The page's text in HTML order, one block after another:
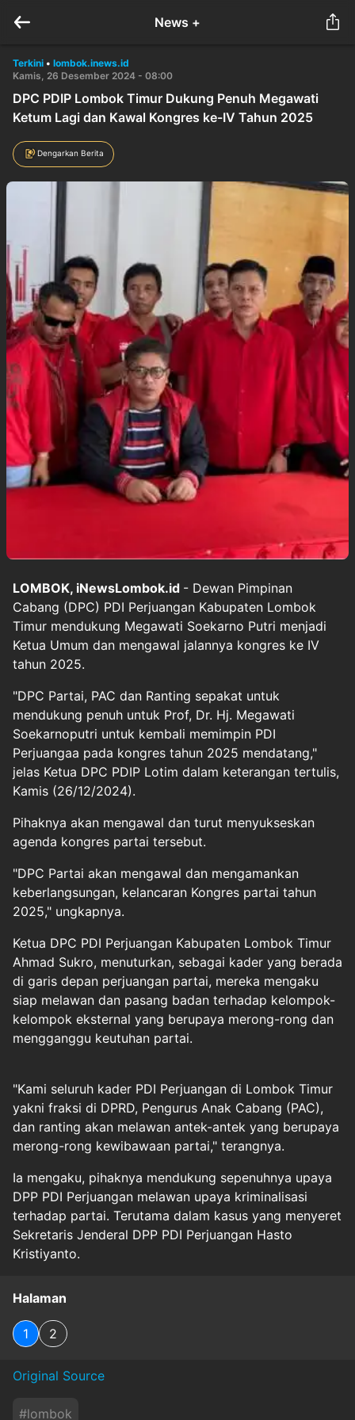
News +
Terkini • lombok.inews.id
Kamis, 26 Desember 2024 - 08:00
DPC PDIP Lombok Timur Dukung Penuh Megawati
Ketum Lagi dan Kawal Kongres ke-IV Tahun 2025
Dengarkan Berita
LOMBOK, iNewsLombok.id - Dewan Pimpinan
Cabang (DPC) PDI Perjuangan Kabupaten Lombok
Timur mendukung Megawati Soekarno Putri menjadi
Ketua Umum dan mengawal jalannya kongres ke IV
tahun 2025.
"DPC Partai, PAC dan Ranting sepakat untuk
mendukung penuh untuk Prof, Dr. Hj. Megawati
Soekarnoputri untuk kembali memimpin PDI
Perjuangaa pada kongres tahun 2025 mendatang,"
jelas Ketua DPC PDIP Lotim dalam keterangan tertulis,
Kamis (26/12/2024).
Pihaknya akan mengawal dan turut menyukseskan
agenda kongres partai tersebut.
"DPC Partai akan mengawal dan mengamankan
keberlangsungan, kelancaran Kongres partai tahun
2025," ungkapnya.
Ketua DPC PDI Perjuangan Kabupaten Lombok Timur
Ahmad Sukro, menuturkan, sebagai kader yang berada
di garis depan perjuangan partai, mereka mengaku
siap melawan dan pasang badan terhadap kelompok-
kelompok eksternal yang berupaya merong-rong dan
mengganggu keutuhan partai.
"Kami seluruh kader PDI Perjuangan di Lombok Timur
yakni fraksi di DPRD, Pengurus Anak Cabang (PAC),
dan ranting akan melawan antek-antek yang berupaya
merong-rong kewibawaan partai," terangnya.
Ia mengaku, pihaknya mendukung sepenuhnya upaya
DPP PDI Perjuangan melawan upaya kriminalisasi
terhadap partai. Terutama dalam kasus yang menyeret
Sekretaris Jenderal DPP PDI Perjuangan Hasto
Kristiyanto.
Halaman
1 2
Original Source
#lombok